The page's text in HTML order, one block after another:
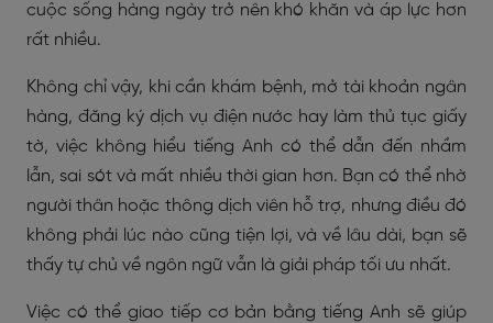
cuộc sống hàng ngày trở nên khó khăn và áp lực hơn
rất nhiều.
Không chỉ vậy, khi cần khám bệnh, mở tài khoản ngân
hàng, đăng ký dịch vụ điện nước hay làm thủ tục giấy
tờ, việc không hiểu tiếng Anh có thể dẫn đến nhầm
lẫn, sai sót và mất nhiều thời gian hơn. Bạn có thể nhờ
người thân hoặc thông dịch viên hỗ trợ, nhưng điều đó
không phải lúc nào cũng tiện lợi, và về lâu dài, bạn sẽ
thấy tự chủ về ngôn ngữ vẫn là giải pháp tối ưu nhất.
Việc có thể giao tiếp cơ bản bằng tiếng Anh sẽ giúp